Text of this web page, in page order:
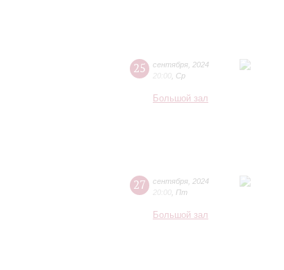
25 сентября 2024
20:00 Ср
Большой зал
27 сентября 2024
20:00 Пт
Большой зал